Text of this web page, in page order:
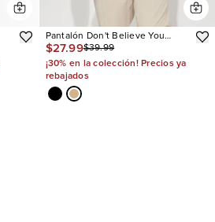
Pantalón Don't Believe You
Gabardine Flare Slit
$27.99$39.99
¡30% en la colección! Precios ya
rebajados